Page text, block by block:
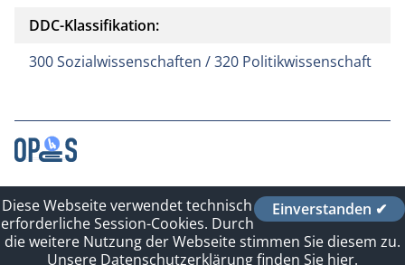
DDC-Klassifikation:
300 Sozialwissenschaften / 320 Politikwissenschaft
Kontakt
Impressum
Datenschutzerklärung
Sitelinks
Einverstanden ✔
Diese Webseite verwendet technisch
erforderliche Session-Cookies. Durch
die weitere Nutzung der Webseite stimmen Sie diesem zu.
Unsere Datenschutzerklärung finden Sie hier.